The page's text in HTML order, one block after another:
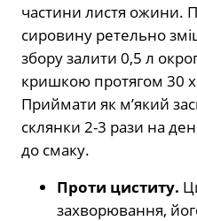
частини листя ожини.
сировину ретельно
збору залити 0,5 л
кришкою протягом 30
Приймати як м’який
склянки 2-3 рази на
до смаку.
Проти циститу.
захворювання,